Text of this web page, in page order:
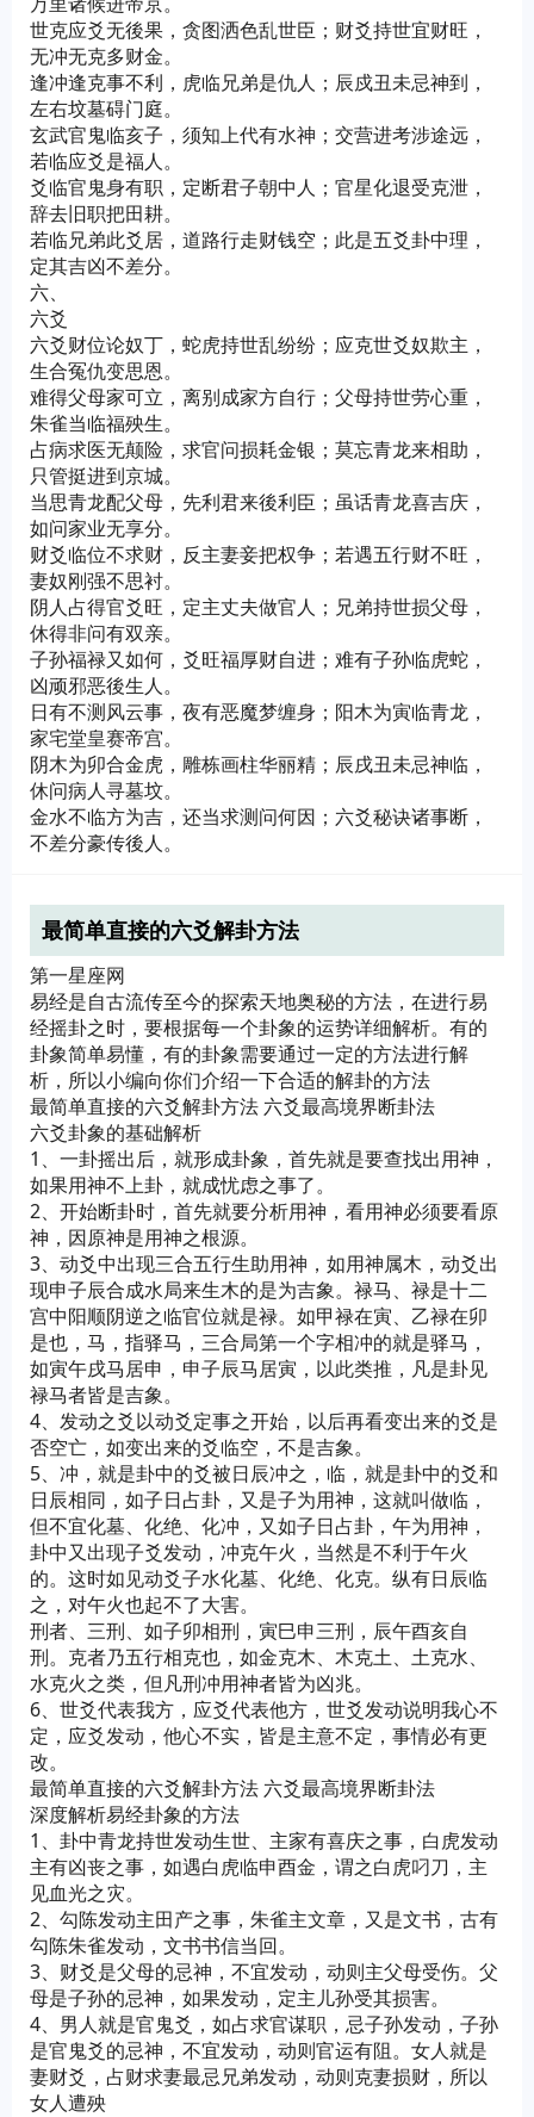
世克应爻无後果，贪图洒色乱世臣；财爻持世宜财旺，
无冲无克多财金。
逢冲逢克事不利，虎临兄弟是仇人；辰戍丑未忌神到，
左右坟墓碍门庭。
玄武官鬼临亥子，须知上代有水神；交营进考涉途远，
若临应爻是福人。
爻临官鬼身有职，定断君子朝中人；官星化退受克泄，
辞去旧职把田耕。
若临兄弟此爻居，道路行走财钱空；此是五爻卦中理，
定其吉凶不差分。
六、
六爻
六爻财位论奴丁，蛇虎持世乱纷纷；应克世爻奴欺主，
生合冤仇变思恩。
难得父母家可立，离别成家方自行；父母持世劳心重，
朱雀当临福殃生。
占病求医无颠险，求官问损耗金银；莫忘青龙来相助，
只管挺进到京城。
当思青龙配父母，先利君来後利臣；虽话青龙喜吉庆，
如问家业无享分。
财爻临位不求财，反主妻妾把权争；若遇五行财不旺，
妻奴刚强不思衬。
阴人占得官爻旺，定主丈夫做官人；兄弟持世损父母，
休得非问有双亲。
子孙福禄又如何，爻旺福厚财自进；难有子孙临虎蛇，
凶顽邪恶後生人。
日有不测风云事，夜有恶魔梦缠身；阳木为寅临青龙，
家宅堂皇赛帝宫。
阴木为卯合金虎，雕栋画柱华丽精；辰戌丑未忌神临，
休问病人寻墓坟。
金水不临方为吉，还当求测问何因；六爻秘诀诸事断，
不差分豪传後人。
最简单直接的六爻解卦方法
第一星座网
易经是自古流传至今的探索天地奥秘的方法，在进行易
经摇卦之时，要根据每一个卦象的运势详细解析。有的
卦象简单易懂，有的卦象需要通过一定的方法进行解
析，所以小编向你们介绍一下合适的解卦的方法
最简单直接的六爻解卦方法 六爻最高境界断卦法
六爻卦象的基础解析
1、一卦摇出后，就形成卦象，首先就是要查找出用神，
如果用神不上卦，就成忧虑之事了。
2、开始断卦时，首先就要分析用神，看用神必须要看原
神，因原神是用神之根源。
3、动爻中出现三合五行生助用神，如用神属木，动爻出
现申子辰合成水局来生木的是为吉象。禄马、禄是十二
宫中阳顺阴逆之临官位就是禄。如甲禄在寅、乙禄在卯
是也，马，指驿马，三合局第一个字相冲的就是驿马，
如寅午戌马居申，申子辰马居寅，以此类推，凡是卦见
禄马者皆是吉象。
4、发动之爻以动爻定事之开始，以后再看变出来的爻是
否空亡，如变出来的爻临空，不是吉象。
5、冲，就是卦中的爻被日辰冲之，临，就是卦中的爻和
日辰相同，如子日占卦，又是子为用神，这就叫做临，
但不宜化墓、化绝、化冲，又如子日占卦，午为用神，
卦中又出现子爻发动，冲克午火，当然是不利于午火
的。这时如见动爻子水化墓、化绝、化克。纵有日辰临
之，对午火也起不了大害。
刑者、三刑、如子卯相刑，寅巳申三刑，辰午酉亥自
刑。克者乃五行相克也，如金克木、木克土、土克水、
水克火之类，但凡刑冲用神者皆为凶兆。
6、世爻代表我方，应爻代表他方，世爻发动说明我心不
定，应爻发动，他心不实，皆是主意不定，事情必有更
改。
最简单直接的六爻解卦方法 六爻最高境界断卦法
深度解析易经卦象的方法
1、卦中青龙持世发动生世、主家有喜庆之事，白虎发动
主有凶丧之事，如遇白虎临申酉金，谓之白虎叼刀，主
见血光之灾。
2、勾陈发动主田产之事，朱雀主文章，又是文书，古有
勾陈朱雀发动，文书书信当回。
3、财爻是父母的忌神，不宜发动，动则主父母受伤。父
母是子孙的忌神，如果发动，定主儿孙受其损害。
4、男人就是官鬼爻，如占求官谋职，忌子孙发动，子孙
是官鬼爻的忌神，不宜发动，动则官运有阻。女人就是
妻财爻，占财求妻最忌兄弟发动，动则克妻损财，所以
女人遭殃